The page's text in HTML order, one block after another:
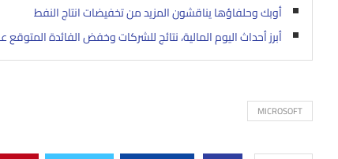
أوبك وحلفاؤها يناقشون المزيد من تخفيضات انتاج النفط
أبرز أحداث اليوم المالية، نتائج للشركات وخفض الفائدة المتوقع
MICROSOFT